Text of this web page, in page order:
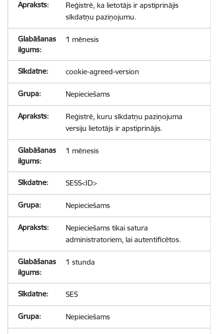
Reģistrē, ka lietotājs ir apstiprinājis
sīkdatņu paziņojumu.
1 mēnesis
cookie-agreed-version
Nepieciešams
Reģistrē, kuru sīkdatņu paziņojuma
versiju lietotājs ir apstiprinājis.
1 mēnesis
SESS<ID>
Nepieciešams
Nepieciešams tikai satura
administratoriem, lai autentificētos.
1 stunda
SES
Nepieciešams